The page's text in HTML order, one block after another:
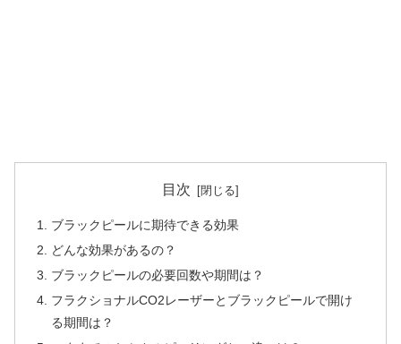
目次
ブラックピールに期待できる効果
どんな効果があるの？
ブラックピールの必要回数や期間は？
フラクショナルCO2レーザーとブラックピールで開け
る期間は？